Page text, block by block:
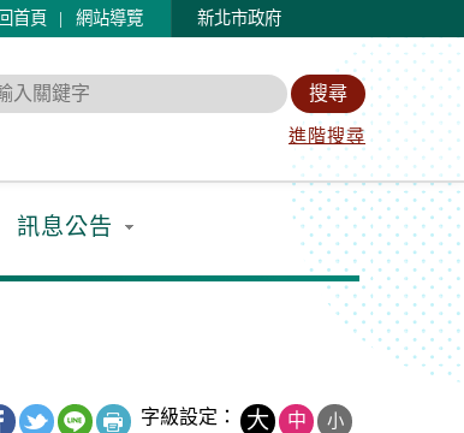
回首頁 | 網站導覽 新北市政府
進階搜尋
訊息公告
字級設定： 大 中 小